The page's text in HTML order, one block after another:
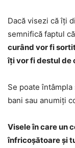
Dacă visezi că îți
semnifică faptul că
curând vor fi
îți vor fi destul de
Se poate
bani sau anumiți
Visele în care un
înfricoșătoare și